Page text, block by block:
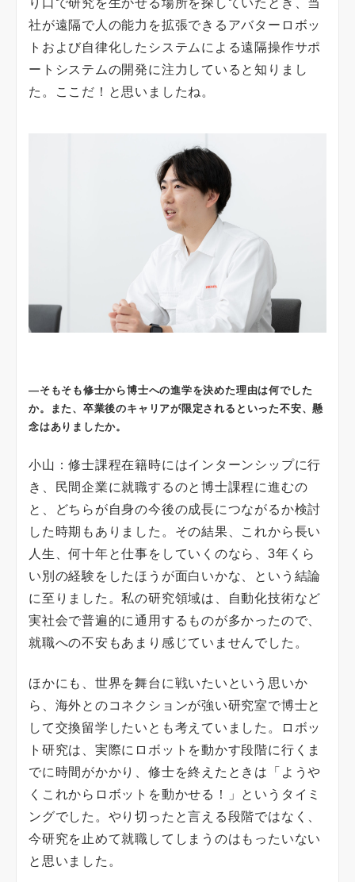
り口で研究を生かせる場所を探していたとき、当
社が遠隔で人の能力を拡張できるアバターロボッ
トおよび自律化したシステムによる遠隔操作サポ
ートシステムの開発に注力していると知りまし
た。ここだ！と思いましたね。
―そもそも修士から博士への進学を決めた理由は何でした
か。また、卒業後のキャリアが限定されるといった不安、懸
念はありましたか。
小山：修士課程在籍時にはインターンシップに行
き、民間企業に就職するのと博士課程に進むの
と、どちらが自身の今後の成長につながるか検討
した時期もありました。その結果、これから長い
人生、何十年と仕事をしていくのなら、3年くら
い別の経験をしたほうが面白いかな、という結論
に至りました。私の研究領域は、自動化技術など
実社会で普遍的に通用するものが多かったので、
就職への不安もあまり感じていませんでした。
ほかにも、世界を舞台に戦いたいという思いか
ら、海外とのコネクションが強い研究室で博士と
して交換留学したいとも考えていました。ロボッ
ト研究は、実際にロボットを動かす段階に行くま
でに時間がかかり、修士を終えたときは「ようや
くこれからロボットを動かせる！」というタイミ
ングでした。やり切ったと言える段階ではなく、
今研究を止めて就職してしまうのはもったいない
と思いました。